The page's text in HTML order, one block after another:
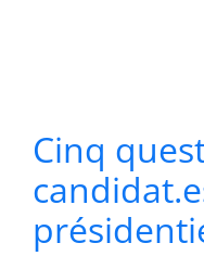
Cinq